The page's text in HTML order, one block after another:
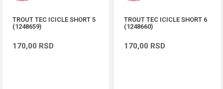
TROUT TEC ICICLE SHORT 5
(1248659)
170,00 RSD
TROUT TEC ICICLE SHORT 6
(1248660)
170,00 RSD